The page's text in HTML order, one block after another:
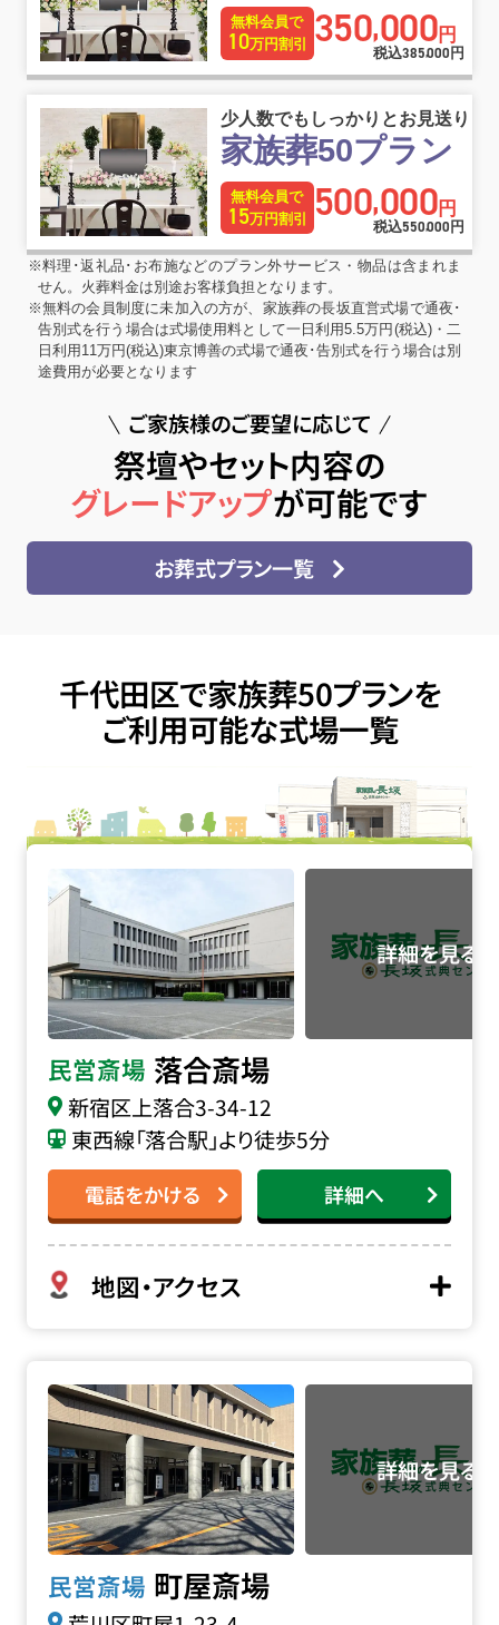
無料会員で
10万円割引 350,000円
税込385,000円
少人数でもしっかりとお見送り
家族葬50プラン
無料会員で
15万円割引 500,000円
税込550,000 円
※料理･返礼品･お布施などのプラン外サービス・物品は含まれま
せん。火葬料金は別途お客様負担となります。
※無料の会員制度に未加入の方が、家族葬の長坂直営式場で通夜･
告別式を行う場合は式場使用料として一日利用5.5万円(税込)・二
日利用11万円(税込)東京博善の式場で通夜･告別式を行う場合は別
途費用が必要となります
ご家族様のご要望に応じて
祭壇やセット内容の
グレードアップが可能です
お葬式プラン一覧
千代田区で家族葬50プランを
ご利用可能な式場一覧
民営斎場 落合斎場
新宿区上落合3-34-12
東西線「落合駅」より徒歩5分
電話をかける 詳細へ
地図・アクセス
落合斎場の詳細へ
民営斎場 町屋斎場